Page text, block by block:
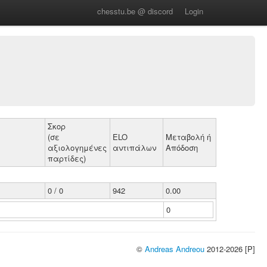
chesstu.be @ discord Login
Σκορ
(σε
αξιολογημένες
παρτίδες)
ELO
αντιπάλων
Μεταβολή ή
Απόδοση
0 / 0 942
0.00
0
© Andreas Andreou 2012-2026 [P]